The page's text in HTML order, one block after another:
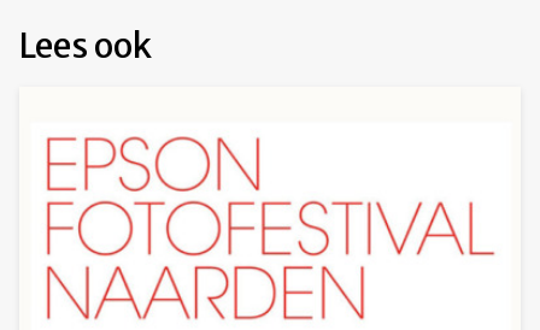
Lees ook